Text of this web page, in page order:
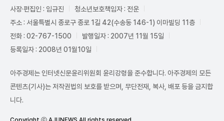
사장·편집인 : 임규진
청소년보호책임자 : 전운
주소 : 서울특별시 종로구 종로 1길 42(수송동 146-1) 이마빌딩 11층
전화 : 02-767-1500
발행일자 : 2007년 11월 15일
등록일자 : 2008년 01월10일
아주경제는 인터넷신문윤리위원회 윤리강령을 준수합니다. 아주경제의 모든
콘텐츠(기사)는 저작권법의 보호를 받으며, 무단전재, 복사, 배포 등을 금지합
니다.